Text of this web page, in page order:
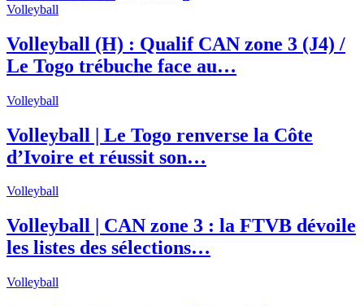
Volleyball
Volleyball (H) : Qualif CAN zone 3 (J4) /
Le Togo trébuche face au…
Volleyball
Volleyball | Le Togo renverse la Côte
d’Ivoire et réussit son…
Volleyball
Volleyball | CAN zone 3 : la FTVB dévoile
les listes des sélections…
Volleyball